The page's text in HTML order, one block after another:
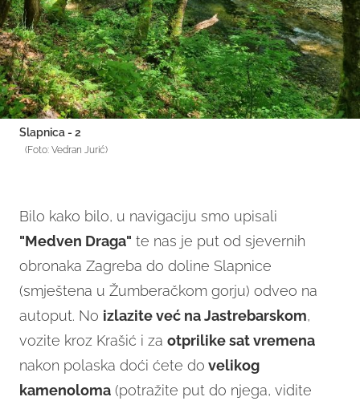
Slapnica - 2
(Foto: Vedran Jurić)
Bilo kako bilo, u navigaciju smo upisali
"Medven Draga" te nas je put od sjevernih
obronaka Zagreba do doline Slapnice
(smještena u Žumberačkom gorju) odveo na
autoput. No izlazite već na Jastrebarskom,
vozite kroz Krašić i za otprilike sat vremena
nakon polaska doći ćete do velikog
kamenoloma (potražite put do njega, vidite